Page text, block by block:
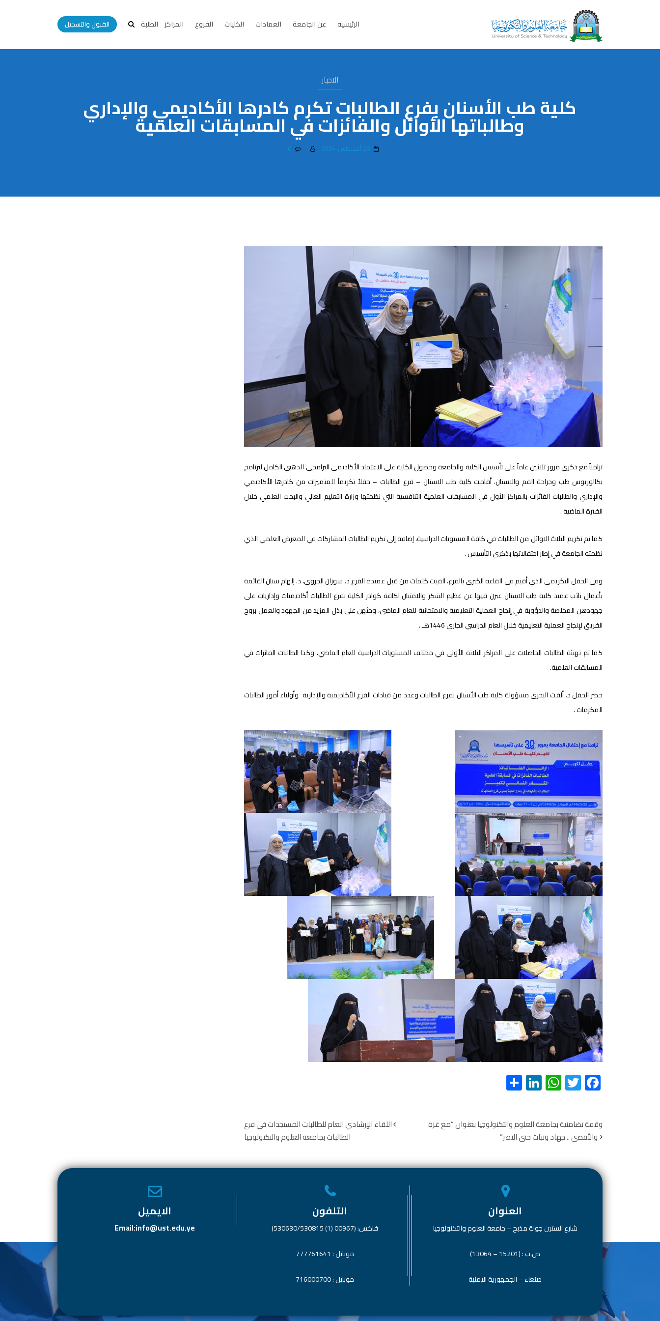
الرئيسية عن الجامعة العمادات الكليات الفروع المراكز الطلبة القبول والتسجيل
الاخبار
كلية طب الأسنان بفرع الطالبات تكرم كادرها الأكاديمي والإداري
وطالباتها الأوائل والفائزات في المسابقات العلمية
0
تزامناً مع ذكرى مرور ثلاثين عاماً على تأسيس الكلية والجامعة وحصول الكلية على الاعتماد الأكاديمي البرامجي الذهبي الكامل لبرنامج
بكالوريوس طب وجراحة الفم والاسنان، أقامت كلية طب الاسنان – فرع الطالبات – حفلاً تكريماً للمتميزات من كادرها الأكاديمي
والإداري والطالبات الفائزات بالمراكز الأول في المسابقات العلمية التنافسية التي نظمتها وزارة التعليم العالي والبحث العلمي خلال
الفترة الماضية .
كما تم تكريم الثلاث الاوائل من الطالبات في كافة المستويات الدراسية، إضافة إلى تكريم الطالبات المشاركات في المعرض العلمي الذي
نظمته الجامعة في إطار احتفالاتها بذكرى التأسيس .
وفي الحفل التكريمي الذي أقيم في القاعة الكبرى بالفرع، القيت كلمات من قبل عميدة الفرع د. سوزان الحروي، د. إلهام سنان القائمة
بأعمال نائب عميد كلية طب الاسنان عبرن فيها عن عظيم الشكر والامتنان لكافة كوادر الكلية بفرع الطالبات أكاديميات وإداريات على
جهودهن المخلصة والدؤوبة في إنجاح العملية التعليمية والامتحانية للعام الماضي، وحثهن على بذل المزيد من الجهود والعمل بروح
الفريق لإنجاح العملية التعليمية خلال العام الدراسي الجاري 1446هـ .
كما تم تهنئة الطالبات الحاصلات على المراكز الثلاثة الأولى في مختلف المستويات الدراسية للعام الماضي، وكذا الطالبات الفائزات في
المسابقات العلمية.
حضر الحفل د. ألفت البحري مسؤولة كلية طب الأسنان بفرع الطالبات وعدد من قيادات الفرع الأكاديمية والإدارية وأولياء أمور الطالبات
المكرمات .
F
ac
e
b
o
ok
T
wi
tt
er
W
h
at
s
A
p
p
Li
nk
e
dI
n
ar
e
اللقاء الإرشادي العام للطالبات المستجدات في فرع
الطالبات بجامعة العلوم والتكنولوجيا
وقفة تضامنية بجامعة العلوم والتكنولوجيا بعنوان “مع غزة
والأقصى .. جهاد وثبات حتى النصر”
العنوان
شارع الستين جولة مذبح – جامعة العلوم والتكنولوجيا
ص.ب : (15201 – 13064)
صنعاء – الجمهورية اليمنية
التلفون
فاكس: (00967 (1) 530630/530815)
موبايل : 777761641
موبايل : 716000700
الايميل
Email:info@ust.edu.ye